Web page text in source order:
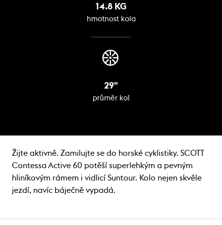
14.8 KG
hmotnost kola
29"
průměr kol
Žijte aktivně. Zamilujte se do horské cyklistiky. SCOTT
Contessa Active 60 potěší superlehkým a pevným
hliníkovým rámem i vidlicí Suntour. Kolo nejen skvěle
jezdí, navíc báječně vypadá.